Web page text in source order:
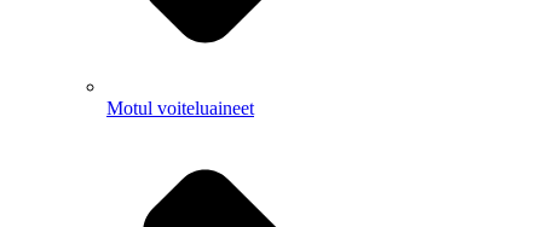
Motul voiteluaineet